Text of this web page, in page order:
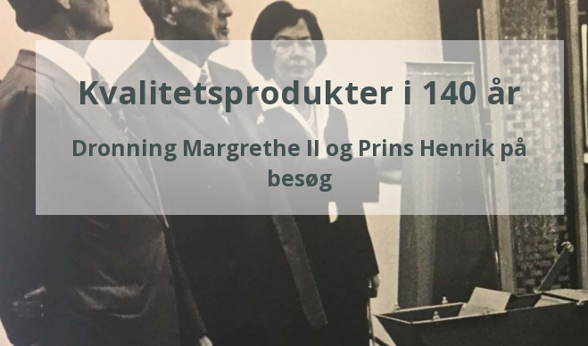
Kvalitetsprodukter i 140 år
Dronning Margrethe II og Prins Henrik på
besøg